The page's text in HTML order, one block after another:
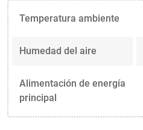
Temperatura ambiente
Humedad del aire
Alimentación de energía
principal